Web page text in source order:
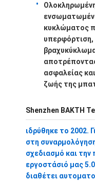
Έλεγχος
Επικοινωνήστε
Υποθέσεις
Ιονικό πακέτο
Πακέτο μπαταριών
κυκλώματος
ασφαλείας
ζωής της
Shenzhen BAKTH
ιδρύθηκε το 2002.
στη
σχεδιασμό και
εργοστάσιό μας
διαθέτει